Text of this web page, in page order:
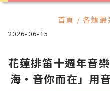
首頁 / 各類最
2026-06-15
花蓮排笛十週年音
海・音你而在」用